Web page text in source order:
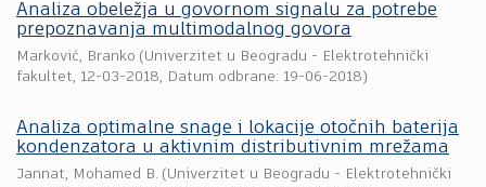
Analiza obeležja u govornom signalu za potrebe
prepoznavanja multimodalnog govora
Marković, Branko (Univerzitet u Beogradu - Elektrotehnički
fakultet, 12-03-2018, Datum odbrane: 19-06-2018)
Analiza optimalne snage i lokacije otočnih baterija
kondenzatora u aktivnim distributivnim mrežama
Jannat, Mohamed B. (Univerzitet u Beogradu - Elektrotehnički